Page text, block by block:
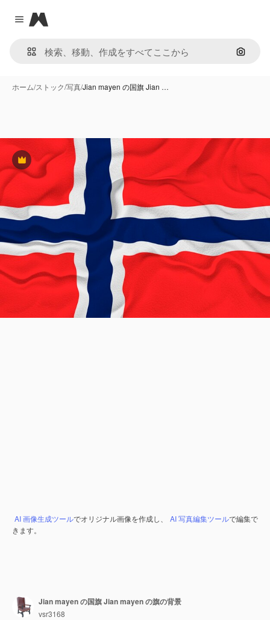
Close menu
Magnific
画像で
ホーム/ストック/写真/Jian mayen の国旗 Jian …
Premium
AI 画像生成ツールでオリジナル画像を作成し、 AI 写真編集ツールで編集で
きます。
Jian mayen の国旗 Jian mayen の旗の背景
vsr3168